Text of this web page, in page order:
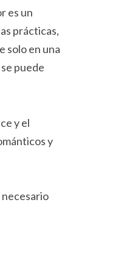
es un
prácticas,
solo en una
puede
y el
y
necesario